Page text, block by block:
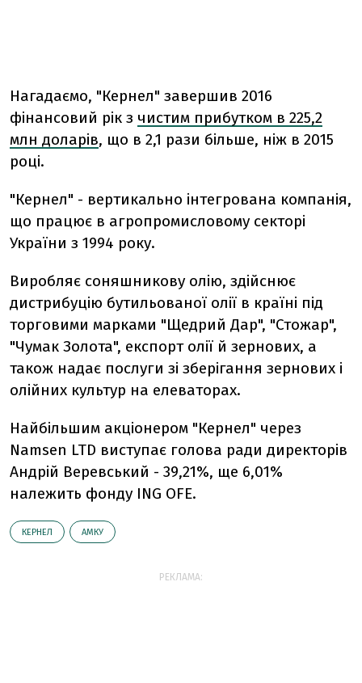
Нагадаємо, "Кернел" завершив 2016
фінансовий рік з чистим прибутком в 225,2
млн доларів, що в 2,1 рази більше, ніж в 2015
році.
"Кернел" - вертикально інтегрована компанія,
що працює в агропромисловому секторі
України з 1994 року.
Виробляє соняшникову олію, здійснює
дистрибуцію бутильованої олії в країні під
торговими марками "Щедрий Дар", "Стожар",
"Чумак Золота", експорт олії й зернових, а
також надає послуги зі зберігання зернових і
олійних культур на елеваторах.
Найбільшим акціонером "Кернел" через
Namsen LTD виступає голова ради директорів
Андрій Веревський - 39,21%, ще 6,01%
належить фонду ING OFE.
КЕРНЕЛ АМКУ
РЕКЛАМА: